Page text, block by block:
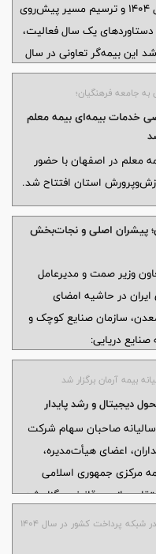
تعاون با محوریت بررسی عملکرد مالی سال ۱۴۰۴ و ترسیم مسیر پیش‌روی
یک سال فعالیت،
این بیمه‌گر تعاونی در سال
جامعه فرهنگیان؛
خدمات بیمه‌ای بیمه معلم
معلم در اصفهان با حضور
استان افتتاح شد.
پیشران اصلی و نجات‌بخش
وزیر صمت و مدیرعامل
در حاشیه امضای
سازمان صنایع کوچک و
دریایی:
بیمه آرمان برگزار شد
دیجیتال و رشد پایدار
صاحبان سهام شرکت
درصد از سهامداران، اعضای هیأت‌مدیره،
مرکزی جمهوری اسلامی
و بازرس قانونی برگزار شد.
عملکرد بانک مهر ایران در شبکه پرداخت کشور در سال ۱۴۰۴